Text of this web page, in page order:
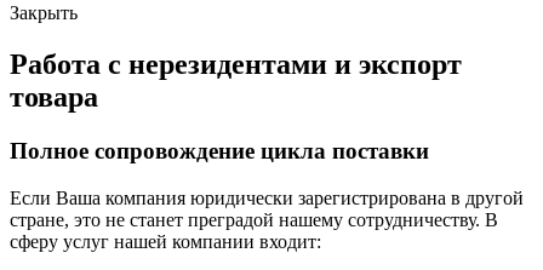
Закрыть
Работа с нерезидентами и экспорт
товара
Полное сопровождение цикла поставки
Если Ваша компания юридически зарегистрирована в другой
стране, это не станет преградой нашему сотрудничеству. В
сферу услуг нашей компании входит: